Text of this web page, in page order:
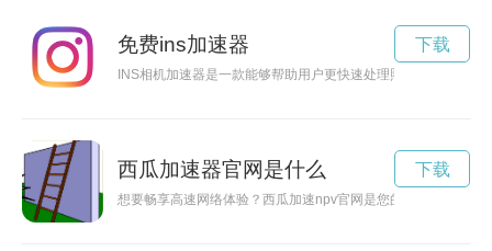
免费ins加速器
INS相机加速器是一款能够帮助用户更快速处理照片的工具，
下载
西瓜加速器官网是什么
想要畅享高速网络体验？西瓜加速npv官网是您的不二之选！
下载